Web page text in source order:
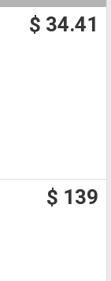
$ 34.41
$ 139